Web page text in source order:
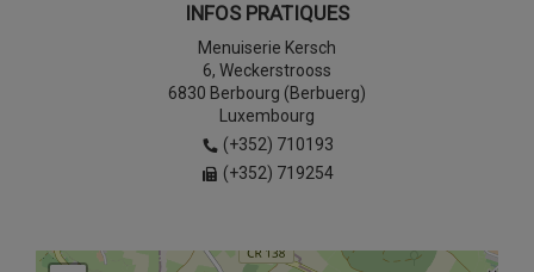
INFOS PRATIQUES
Menuiserie Kersch
6, Weckerstrooss
6830 Berbourg (Berbuerg)
Luxembourg
(+352) 710193
(+352) 719254